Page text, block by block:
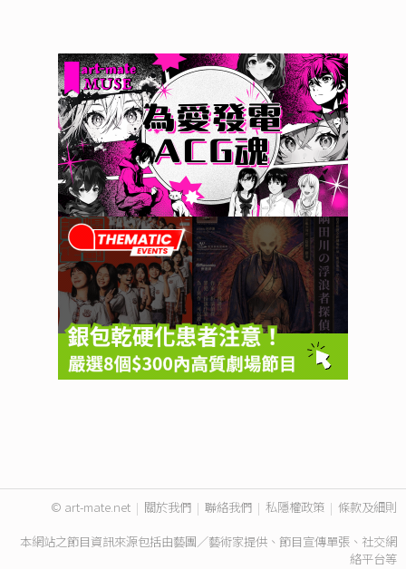
© art-mate.net | 關於我們 | 聯絡我們 | 私隱權政策 | 條款及細則
本網站之節目資訊來源包括由藝團／藝術家提供、節目宣傳單張、社交網
絡平台等